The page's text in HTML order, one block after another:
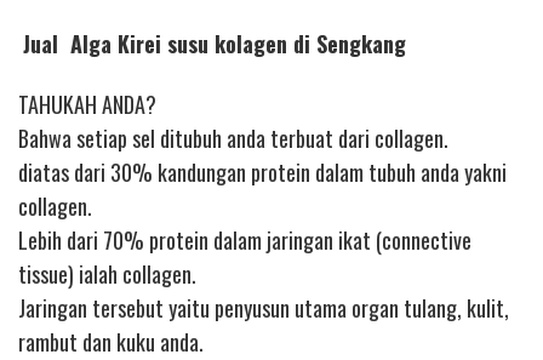
Jual Alga Kirei susu kolagen di Sengkang
TAHUKAH ANDA?
Bahwa setiap sel ditubuh anda terbuat dari collagen.
diatas dari 30% kandungan protein dalam tubuh anda yakni
collagen.
Lebih dari 70% protein dalam jaringan ikat (connective
tissue) ialah collagen.
Jaringan tersebut yaitu penyusun utama organ tulang, kulit,
rambut dan kuku anda.